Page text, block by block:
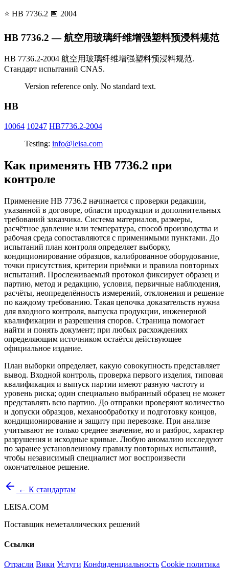
⭐ HB 7736.2 📅 2004
HB 7736.2 — 航空用玻璃纤维增强塑料预浸料规范
HB 7736.2-2004 航空用玻璃纤维增强塑料预浸料规范.
Стандарт испытаний CNAS.
Version reference only. No standard text.
HB
10064 10247 HB7736.2-2004
Testing: info@leisa.com
Как применять HB 7736.2 при
контроле
Применение HB 7736.2 начинается с проверки редакции,
указанной в договоре, области продукции и дополнительных
требований заказчика. Система материалов, размеры,
расчётное давление или температура, способ производства и
рабочая среда сопоставляются с применимыми пунктами. До
испытаний план контроля определяет выборку,
кондиционирование образцов, калиброванное оборудование,
точки присутствия, критерии приёмки и правила повторных
испытаний. Прослеживаемый протокол фиксирует образец и
партию, метод и редакцию, условия, первичные наблюдения,
расчёты, неопределённость измерений, отклонения и решение
по каждому требованию. Такая цепочка доказательств нужна
для входного контроля, выпуска продукции, инженерной
квалификации и разрешения споров. Страница помогает
найти и понять документ; при любых расхождениях
определяющим источником остаётся действующее
официальное издание.
План выборки определяет, какую совокупность представляет
вывод. Входной контроль, проверка первого изделия, типовая
квалификация и выпуск партии имеют разную частоту и
уровень риска; один специально выбранный образец не может
представлять всю партию. До отправки проверяют количество
и допуски образцов, механообработку и подготовку концов,
кондиционирование и защиту при перевозке. При анализе
учитывают не только среднее значение, но и разброс, характер
разрушения и исходные кривые. Любую аномалию исследуют
по заранее установленному правилу повторных испытаний,
чтобы независимый специалист мог воспроизвести
окончательное решение.
← К стандартам
LEISA.COM
Поставщик неметаллических решений
Ссылки
Отрасли Вики Услуги Конфиденциальность Cookie политика